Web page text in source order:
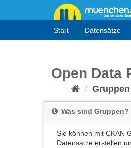
Start Datensätze
Open Data
Gruppen
Was sind Gruppen?
Sie können mit CKAN
Datensätze erstellen